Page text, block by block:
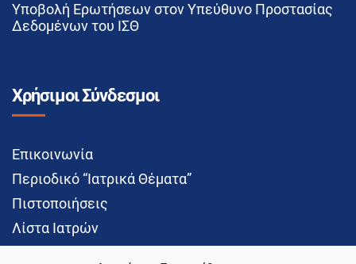
Υποβολή Ερωτήσεων στον Υπεύθυνο Προστασίας
Δεδομένων του ΙΣΘ
Χρήσιμοι Σύνδεσμοι
Επικοινωνία
Περιοδικό “Ιατρικά Θέματα”
Πιστοποιήσεις
Λίστα Ιατρών